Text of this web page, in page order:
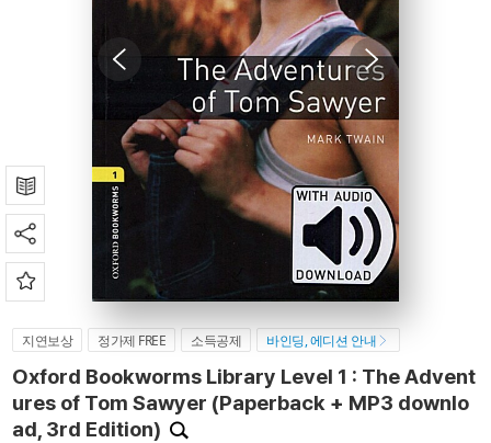
지연보상 정가제 FREE 소득공제 바인딩, 에디션 안내
Oxford Bookworms Library Level 1 : The Advent
ures of Tom Sawyer (Paperback + MP3 downlo
ad, 3rd Edition)